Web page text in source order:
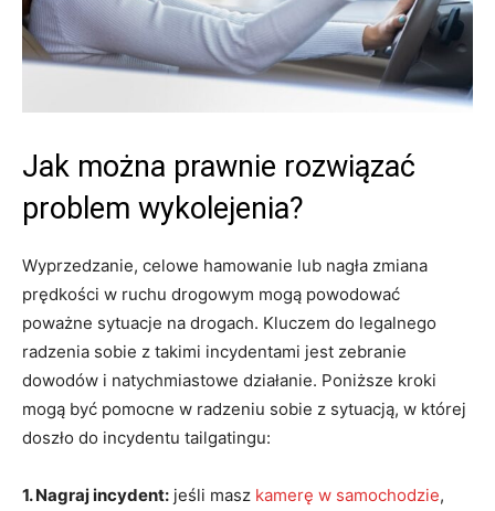
Jak można prawnie rozwiązać
problem wykolejenia?
Wyprzedzanie, celowe hamowanie lub nagła zmiana
prędkości w ruchu drogowym mogą powodować
poważne sytuacje na drogach. Kluczem do legalnego
radzenia sobie z takimi incydentami jest zebranie
dowodów i natychmiastowe działanie. Poniższe kroki
mogą być pomocne w radzeniu sobie z sytuacją, w której
doszło do incydentu tailgatingu:
1. Nagraj incydent: jeśli masz kamerę w samochodzie,